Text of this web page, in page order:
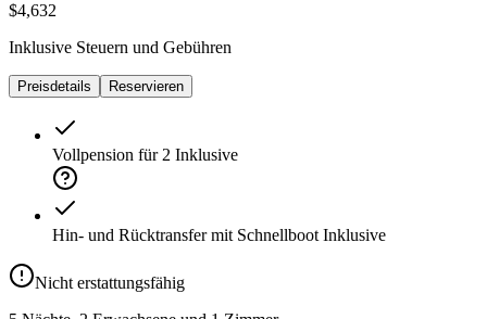
$4,632
Inklusive Steuern und Gebühren
Preisdetails Reservieren
Vollpension für 2 Inklusive
Hin- und Rücktransfer mit Schnellboot Inklusive
Nicht erstattungsfähig